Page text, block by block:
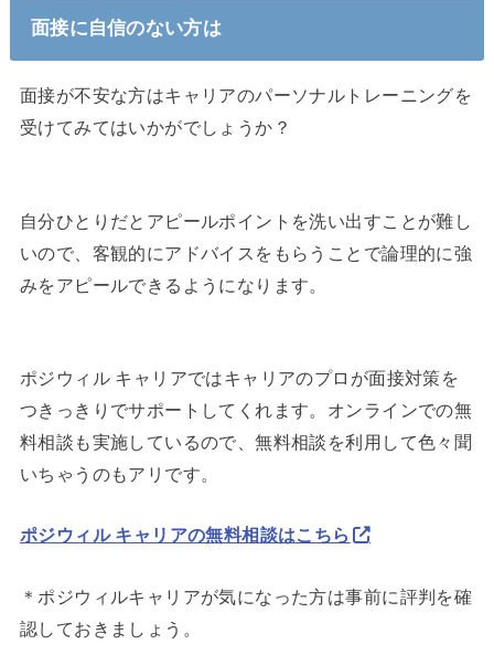
面接に自信のない方は
面接が不安な方はキャリアのパーソナルトレーニングを
受けてみてはいかがでしょうか？
自分ひとりだとアピールポイントを洗い出すことが難し
いので、客観的にアドバイスをもらうことで論理的に強
みをアピールできるようになります。
ポジウィル キャリアではキャリアのプロが面接対策を
つきっきりでサポートしてくれます。オンラインでの無
料相談も実施しているので、無料相談を利用して色々聞
いちゃうのもアリです。
ポジウィル キャリアの無料相談はこちら
＊ポジウィルキャリアが気になった方は事前に評判を確
認しておきましょう。